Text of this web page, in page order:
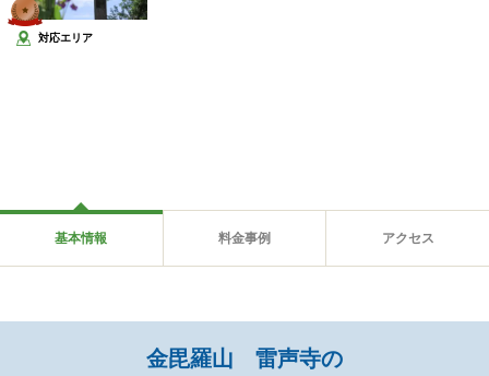
対応エリア
基本情報 料金事例 アクセス
金毘羅山 雷声寺の